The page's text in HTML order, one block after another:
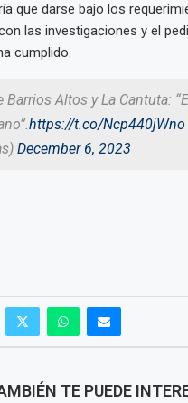
que darse bajo los
las investigaciones y el
cumplido.
Altos y La Cantuta:
https://t.co/Ncp440jWno
December 6, 2023
TE PUEDE